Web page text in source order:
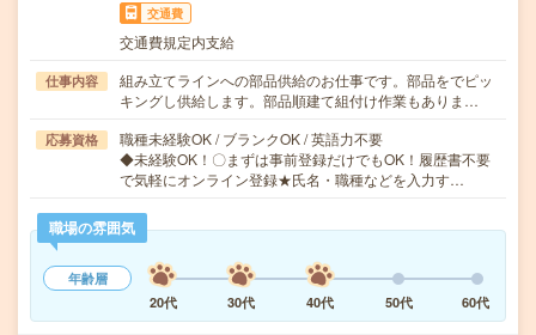
交通費
交通費規定内支給
仕事内容
組み立てラインへの部品供給のお仕事です。部品をでピッ
キングし供給します。部品順建て組付け作業もありま…
応募資格
職種未経験OK / ブランクOK / 英語力不要
◆未経験OK！〇まずは事前登録だけでもOK！履歴書不要
で気軽にオンライン登録★氏名・職種などを入力す…
職場の雰囲気
年齢層
20代
30代 40代 50代 60代